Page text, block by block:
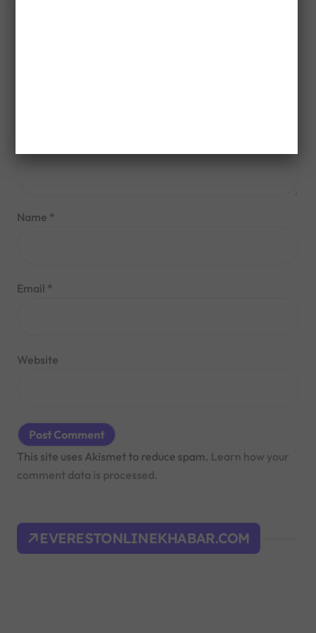
Name *
Email *
Website
This site uses Akismet to reduce spam. Learn how your
comment data is processed.
EVERESTONLINEKHABAR.COM